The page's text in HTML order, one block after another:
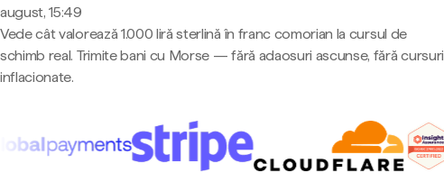
august, 15:49
Vede cât valorează 1.000 liră sterlină în franc comorian la cursul de
schimb real. Trimite bani cu Morse — fără adaosuri ascunse, fără cursuri
inflacionate.